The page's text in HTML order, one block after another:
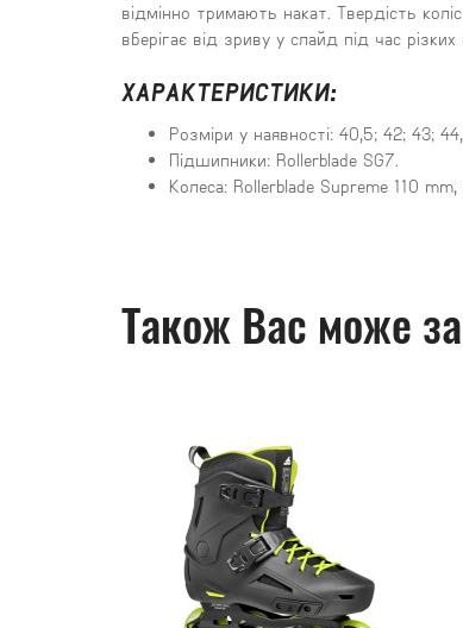
відмінно тримають накат. Твердість
вберігає від зриву у слайд під час різких
ХАРАКТЕРИСТИКИ:
Розміри у наявності: 40,5; 42; 43;
Підшипники: Rollerblade SG7.
Колеса: Rollerblade Supreme 110 mm,
Також Вас може